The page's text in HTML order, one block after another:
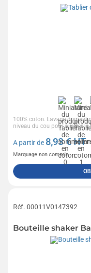
100% coton. Lavage
niveau du cou pour ajuster la
A partir de 8,93€ HT
Marquage non compris
Réf. 00011V0147392
Bouteille shaker